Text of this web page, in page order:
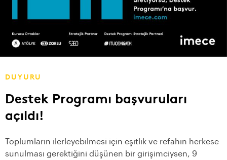
DUYURU
Destek Programı başvuruları
açıldı!
Toplumların ilerleyebilmesi için eşitlik ve refahın herkese
sunulması gerektiğini düşünen bir girişimciysen, 9